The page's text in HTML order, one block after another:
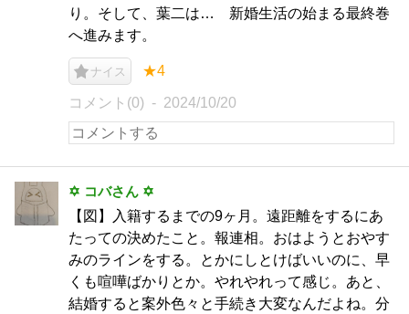
り。そして、葉二は… 新婚生活の始まる最終巻
へ進みます。
ナイス ★4
コメント(0) 2024/10/20
✡ コバさん ✡
【図】入籍するまでの9ヶ月。遠距離をするにあ
たっての決めたこと。報連相。おはようとおやす
みのラインをする。とかにしとけばいいのに、早
くも喧嘩ばかりとか。やれやれって感じ。あと、
結婚すると案外色々と手続き大変なんだよね。分